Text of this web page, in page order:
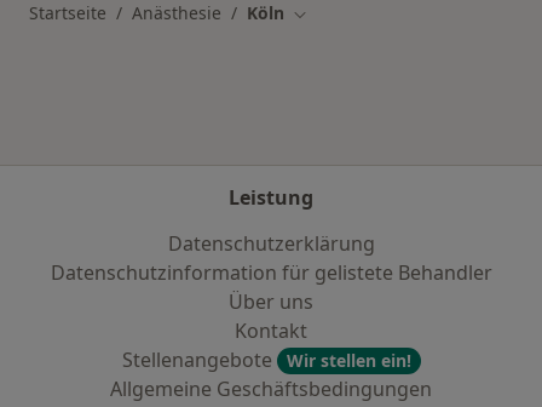
Startseite Anästhesie Köln Stadt ändern
Leistung
Datenschutzerklärung
Datenschutzinformation für gelistete Behandler
Über uns
Kontakt
Stellenangebote
Wir stellen ein!
Allgemeine Geschäftsbedingungen